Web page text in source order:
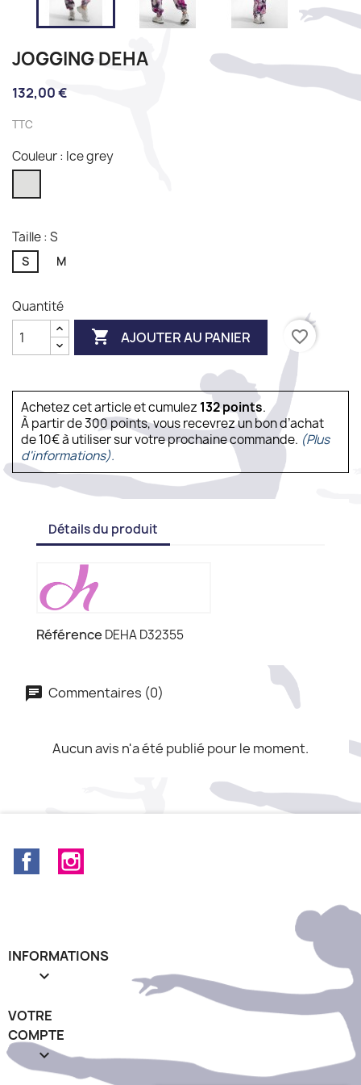
JOGGING DEHA
132,00 €
TTC
Couleur : Ice grey
grey
Taille : S
S M
Quantité
 AJOUTER AU PANIER favorite_border
Achetez cet article et cumulez 132points.
À partir de 300 points, vous recevrez un bon d’achat
de 10€ à utiliser sur votre prochaine commande. (Plus
d'informations).
Détails du produit
Référence DEHA D32355
Commentaires (0)
Aucun avis n'a été publié pour le moment.
Facebook
INFORMATIONS

VOTRE
COMPTE
